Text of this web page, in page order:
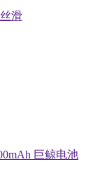
滑
巨鲸电池